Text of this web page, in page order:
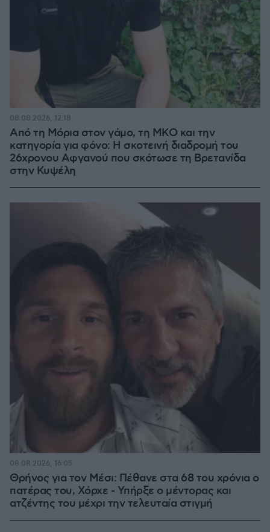
Από τη Μόρια στον γάμο, τη ΜΚΟ και την
κατηγορία για φόνο: Η σκοτεινή διαδρομή του
26χρονου Αφγανού που σκότωσε τη Βρετανίδα
στην Κυψέλη
08.08.2026, 12:18
Θρήνος για τον Μέσι: Πέθανε στα 68 του χρόνια ο
πατέρας του, Χόρχε - Υπήρξε ο μέντορας και
ατζέντης του μέχρι την τελευταία στιγμή
08.08.2026, 16:05